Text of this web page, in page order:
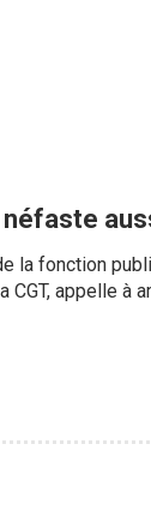
la fonction
appelle à